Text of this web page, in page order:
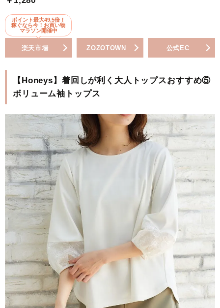
ポイント最大49.5倍！
稼ぐなら今！お買い物
マラソン開催中
楽天市場 ZOZOTOWN 公式EC
【Honeys】着回しが利く大人トップスおすすめ⑤
ボリューム袖トップス